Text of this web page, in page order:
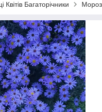
Квітів Багаторічники